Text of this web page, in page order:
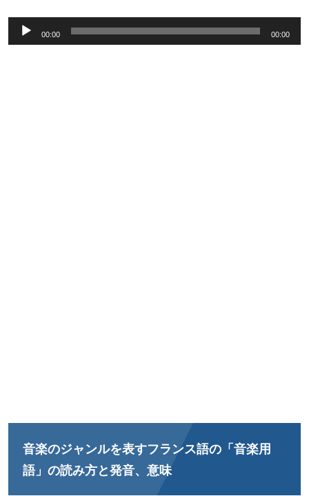
声
00:00 00:00
音楽のジャンルを表すフランス語の「音楽用
語」の読み方と発音、意味